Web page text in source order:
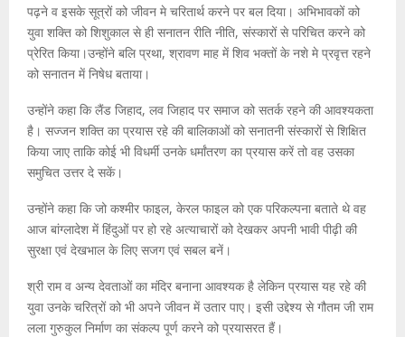
पढ़ने व इसके सूत्रों को जीवन मे चरितार्थ करने पर बल दिया। अभिभावकों को
युवा शक्ति को शिशुकाल से ही सनातन रीति नीति, संस्कारों से परिचित करने को
प्रेरित किया।उन्होंने बलि प्रथा, श्रावण माह में शिव भक्तों के नशे मे प्रवृत्त रहने
को सनातन में निषेध बताया।
उन्होंने कहा कि लैंड जिहाद, लव जिहाद पर समाज को सतर्क रहने की आवश्यकता
है। सज्जन शक्ति का प्रयास रहे की बालिकाओं को सनातनी संस्कारों से शिक्षित
किया जाए ताकि कोई भी विधर्मी उनके धर्मांतरण का प्रयास करें तो वह उसका
समुचित उत्तर दे सकें।
उन्होंने कहा कि जो कश्मीर फाइल, केरल फाइल को एक परिकल्पना बताते थे वह
आज बांग्लादेश में हिंदुओं पर हो रहे अत्याचारों को देखकर अपनी भावी पीढ़ी की
सुरक्षा एवं देखभाल के लिए सजग एवं सबल बनें।
श्री राम व अन्य देवताओं का मंदिर बनाना आवश्यक है लेकिन प्रयास यह रहे की
युवा उनके चरित्रों को भी अपने जीवन में उतार पाए। इसी उद्देश्य से गौतम जी राम
लला गुरुकुल निर्माण का संकल्प पूर्ण करने को प्रयासरत हैं।